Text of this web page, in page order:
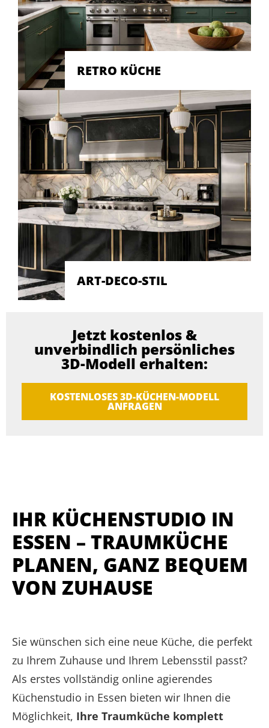
RETRO KÜCHE
ART-DECO-STIL
Jetzt kostenlos &
unverbindlich persönliches
3D-Modell erhalten:
KOSTENLOSES 3D-KÜCHEN-MODELL
ANFRAGEN
IHR KÜCHENSTUDIO IN
ESSEN – TRAUMKÜCHE
PLANEN, GANZ BEQUEM
VON ZUHAUSE
Sie wünschen sich eine neue Küche, die perfekt
zu Ihrem Zuhause und Ihrem Lebensstil passt?
Als erstes vollständig online agierendes
Küchenstudio in Essen bieten wir Ihnen die
Möglichkeit, Ihre Traumküche komplett